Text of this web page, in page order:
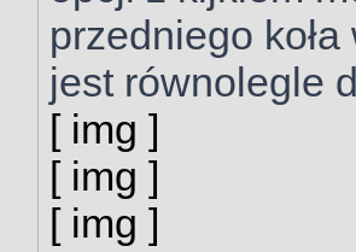
przedniego
jest równolegle
[ img ]
[ img ]
[ img ]